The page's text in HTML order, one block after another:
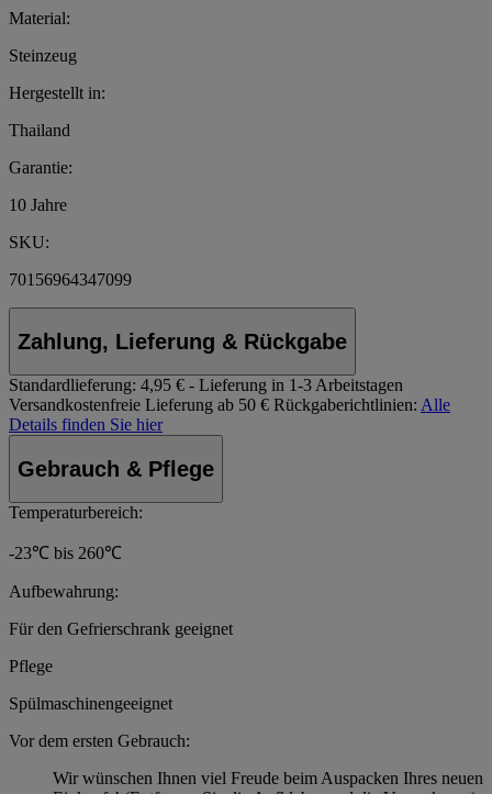
Material:
Steinzeug
Hergestellt in:
Thailand
Garantie:
10 Jahre
SKU:
70156964347099
Zahlung, Lieferung & Rückgabe
Standardlieferung: 4,95 € - Lieferung in 1-3 Arbeitstagen
Versandkostenfreie Lieferung ab 50 € Rückgaberichtlinien: Alle
Details finden Sie hier
Gebrauch & Pflege
Temperaturbereich:
-23℃ bis 260℃
Aufbewahrung:
Für den Gefrierschrank geeignet
Pflege
Spülmaschinengeeignet
Vor dem ersten Gebrauch:
Wir wünschen Ihnen viel Freude beim Auspacken Ihres neuen